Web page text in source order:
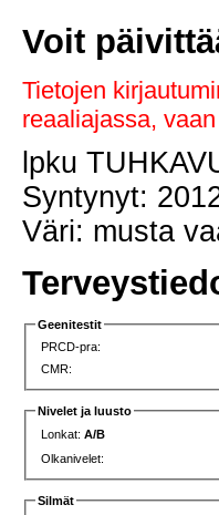
Voit
Tietojen
reaaliajassa,
lpku
Syntynyt:
Väri: musta
Geenitestit
PRCD-pra:
CMR:
Nivelet ja luusto
Lonkat:A/B
Olkanivelet:
Silmät